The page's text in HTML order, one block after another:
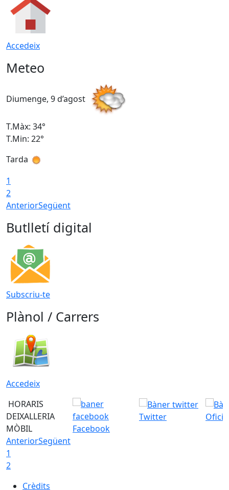
Accedeix
Meteo
Diumenge, 9 d’agost
T.Màx: 34°
T.Min: 22°
Tarda
1
2
AnteriorSegüent
Butlletí digital
Subscriu-te
Plànol / Carrers
Accedeix
HORARIS
DEIXALLERIA
MÒBIL
Facebook
Twitter
AnteriorSegüent
1
2
Crèdits